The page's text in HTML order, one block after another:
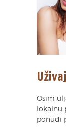
Osim
lokalnu
ponudi